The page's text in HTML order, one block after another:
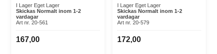
I Lager Eget Lager
Skickas Normalt inom 1-2
vardagar
Art nr. 20-561
167,00
I Lager Eget Lager
Skickas Normalt inom 1-2
vardagar
Art nr. 20-579
172,00